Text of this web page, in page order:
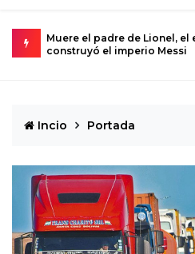
Urkupiña: El valle donde la
se convierte en realidad
Incio Portada